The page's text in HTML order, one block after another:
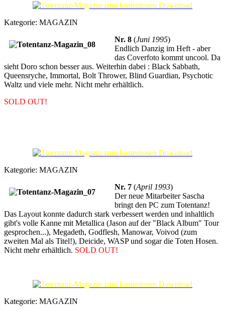
Kategorie: MAGAZIN
Nr. 8 (Juni 1995)
Endlich Danzig im Heft - aber
das Coverfoto kommt uncool. Da
sieht Doro schon besser aus. Weiterhin dabei : Black Sabbath,
Queensryche, Immortal, Bolt Thrower, Blind Guardian, Psychotic
Waltz und viele mehr. Nicht mehr erhältlich.
SOLD OUT!
Kategorie: MAGAZIN
Nr. 7 (April 1993)
Der neue Mitarbeiter Sascha
bringt den PC zum Totentanz!
Das Layout konnte dadurch stark verbessert werden und inhaltlich
gibt's volle Kanne mit Metallica (Jason auf der "Black Album" Tour
gesprochen...), Megadeth, Godflesh, Manowar, Voivod (zum
zweiten Mal als Titel!), Deicide, WASP und sogar die Toten Hosen.
Nicht mehr erhältlich. SOLD OUT!
Kategorie: MAGAZIN